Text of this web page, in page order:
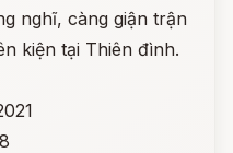
nghĩ, càng giận trận
kiện tại Thiên đình.